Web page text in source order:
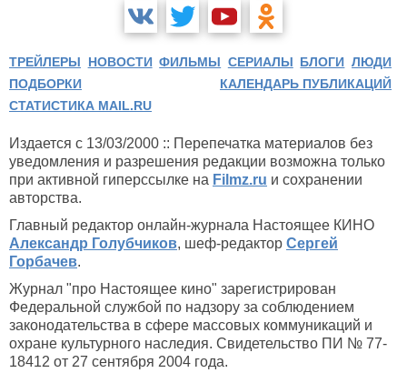
ТРЕЙЛЕРЫ НОВОСТИ ФИЛЬМЫ СЕРИАЛЫ БЛОГИ ЛЮДИ
ПОДБОРКИ
КАЛЕНДАРЬ ПУБЛИКАЦИЙ
СТАТИСТИКА MAIL.RU
Издается с 13/03/2000 :: Перепечатка материалов без
уведомления и разрешения редакции возможна только
при активной гиперссылке на Filmz.ru и сохранении
авторства.
Главный редактор онлайн-журнала Настоящее КИНО
Александр Голубчиков, шеф-редактор Сергей
Горбачев.
Журнал "про Настоящее кино" зарегистрирован
Федеральной службой по надзору за соблюдением
законодательства в сфере массовых коммуникаций и
охране культурного наследия. Свидетельство ПИ № 77-
18412 от 27 сентября 2004 года.